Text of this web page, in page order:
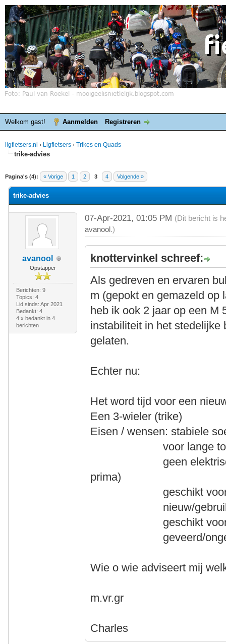
Welkom gast! Aanmelden Registreren
ligfietsers.nl › Ligfietsers › Trikes en Quads
trike-advies
Pagina's (4): « Vorige 1 2 3 4 Volgende »
waardering is 0
trike-advies
avanool
Opstapper
Berichten: 9
Topics: 4
Lid sinds: Apr 2021
Bedankt: 4
4 x bedankt in 4
berichten
07-Apr-2021, 01:05 PM (Dit bericht is
avanool.)
knottervinkel schreef:
Als gedreven en ervaren
m (gepokt en gemazeld op
heb ik ook 2 jaar op een M
instabiliteit in het stedelijke
gelaten.
Echter nu:
Het word tijd voor een
Een 3-wieler (trike)
Eisen / wensen: stabiele
voor lange
geen elektrische
prima)
geschikt voor mijn
nieuw/gebruikt
geschikt voor
geveerd/
Wie o wie adviseert mij
m.vr.gr
Charles